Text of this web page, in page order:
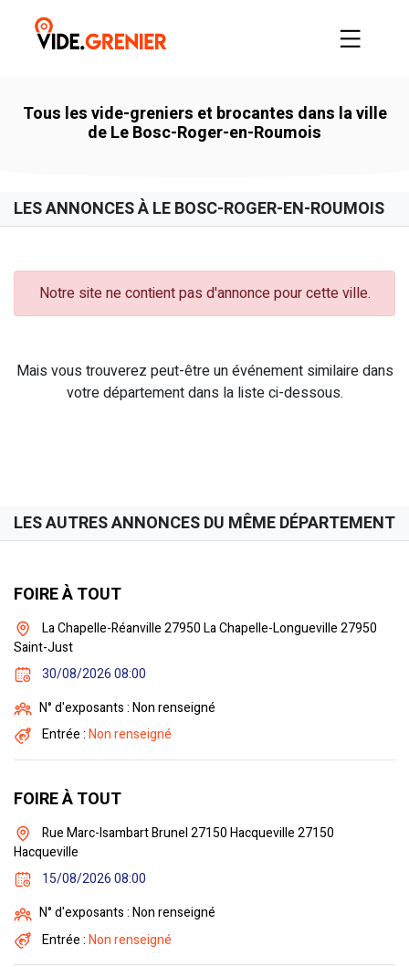
Tous les vide-greniers et brocantes dans la ville
de Le Bosc-Roger-en-Roumois
LES ANNONCES À LE BOSC-ROGER-EN-ROUMOIS
Notre site ne contient pas d'annonce pour cette ville.
Mais vous trouverez peut-être un événement similaire dans
votre département dans la liste ci-dessous.
LES AUTRES ANNONCES DU MÊME DÉPARTEMENT
FOIRE À TOUT
La Chapelle-Réanville 27950 La Chapelle-Longueville 27950
Saint-Just
30/08/2026 08:00
N° d'exposants : Non renseigné
Entrée :Non renseigné
FOIRE À TOUT
Rue Marc-Isambart Brunel 27150 Hacqueville 27150
Hacqueville
15/08/2026 08:00
N° d'exposants : Non renseigné
Entrée :Non renseigné